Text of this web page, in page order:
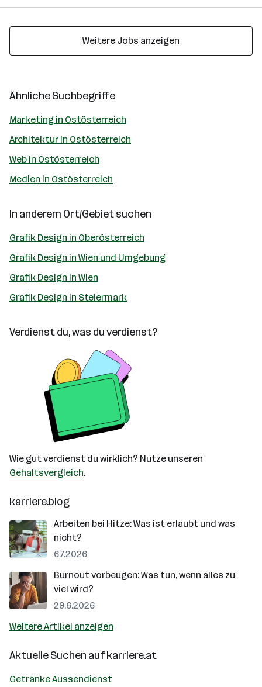
Weitere Jobs anzeigen
Ähnliche Suchbegriffe
Marketing in Ostösterreich
Architektur in Ostösterreich
Web in Ostösterreich
Medien in Ostösterreich
In anderem Ort/Gebiet suchen
Grafik Design in Oberösterreich
Grafik Design in Wien und Umgebung
Grafik Design in Wien
Grafik Design in Steiermark
Verdienst du, was du verdienst?
Wie gut verdienst du wirklich? Nutze unseren
Gehaltsvergleich.
karriere.blog
Arbeiten bei Hitze: Was ist erlaubt und was
nicht?
6.7.2026
Burnout vorbeugen: Was tun, wenn alles zu
viel wird?
29.6.2026
Weitere Artikel anzeigen
Aktuelle Suchen aufkarriere.at
Getränke Aussendienst